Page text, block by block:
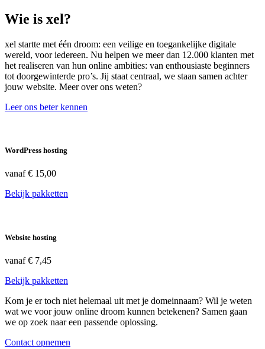
Wie is xel?
xel startte met één droom: een veilige en toegankelijke digitale
wereld, voor iedereen. Nu helpen we meer dan 12.000 klanten met
het realiseren van hun online ambities: van enthousiaste beginners
tot doorgewinterde pro’s. Jij staat centraal, we staan samen achter
jouw website. Meer over ons weten?
Leer ons beter kennen
WordPress hosting
vanaf€ 15,00
Bekijk pakketten
Website hosting
vanaf€ 7,45
Bekijk pakketten
Kom je er toch niet helemaal uit met je domeinnaam? Wil je weten
wat we voor jouw online droom kunnen betekenen? Samen gaan
we op zoek naar een passende oplossing.
Contact opnemen